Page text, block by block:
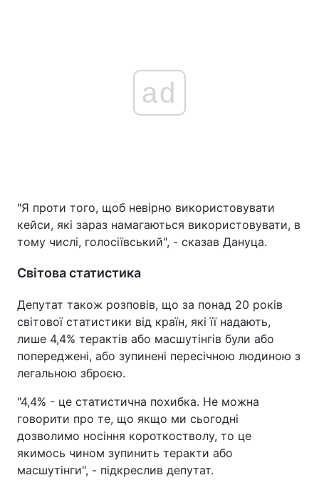
ad
"Я проти того, щоб невірно використовувати
кейси, які зараз намагаються використовувати, в
тому числі, голосіївський", - сказав Дануца.
Світова статистика
Депутат також розповів, що за понад 20 років
світової статистики від країн, які її надають,
лише 4,4% терактів або масшутінгів були або
попереджені, або зупинені пересічною людиною з
легальною зброєю.
"4,4% - це статистична похибка. Не можна
говорити про те, що якщо ми сьогодні
дозволимо носіння короткостволу, то це
якимось чином зупинить теракти або
масшутінги", - підкреслив депутат.